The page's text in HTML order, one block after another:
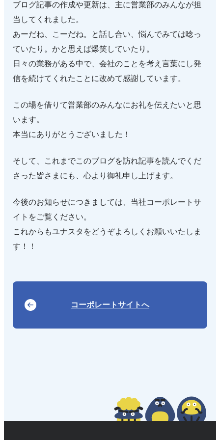
ブログ記事の作成や更新は、主に営業部のみんなが担
当してくれました。
あーだね、こーだね。と話し合い、悩んでみては唸っ
ていたり。かと思えば爆笑していたり。
日々の業務がある中で、会社のことを考え言葉にし発
信を続けてくれたことに改めて感謝しています。
この場を借りて営業部のみんなにお礼を伝えたいと思
います。
本当にありがとうございました！
そして、これまでこのブログを訪れ記事を読んでくだ
さった皆さまにも、心より御礼申し上げます。
今後のお知らせにつきましては、当社コーポレートサ
イトをご覧ください。
これからもユナスタをどうぞよろしくお願いいたしま
す！！
コーポレートサイトへ